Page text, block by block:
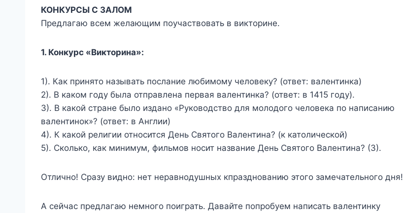
КОНКУРСЫ С ЗАЛОМ
Предлагаю всем желающим поучаствовать в викторине.
1. Конкурс «Викторина»:
1). Как принято называть послание любимому человеку? (ответ: валентинка)
2). В каком году была отправлена первая валентинка? (ответ: в 1415 году).
3). В какой стране было издано «Руководство для молодого человека по написанию
валентинок»? (ответ: в Англии)
4). К какой религии относится День Святого Валентина? (к католической)
5). Сколько, как минимум, фильмов носит название День Святого Валентина? (3).
Отлично! Сразу видно: нет неравнодушных кпразднованию этого замечательного дня!
А сейчас предлагаю немного поиграть. Давайте попробуем написать валентинку